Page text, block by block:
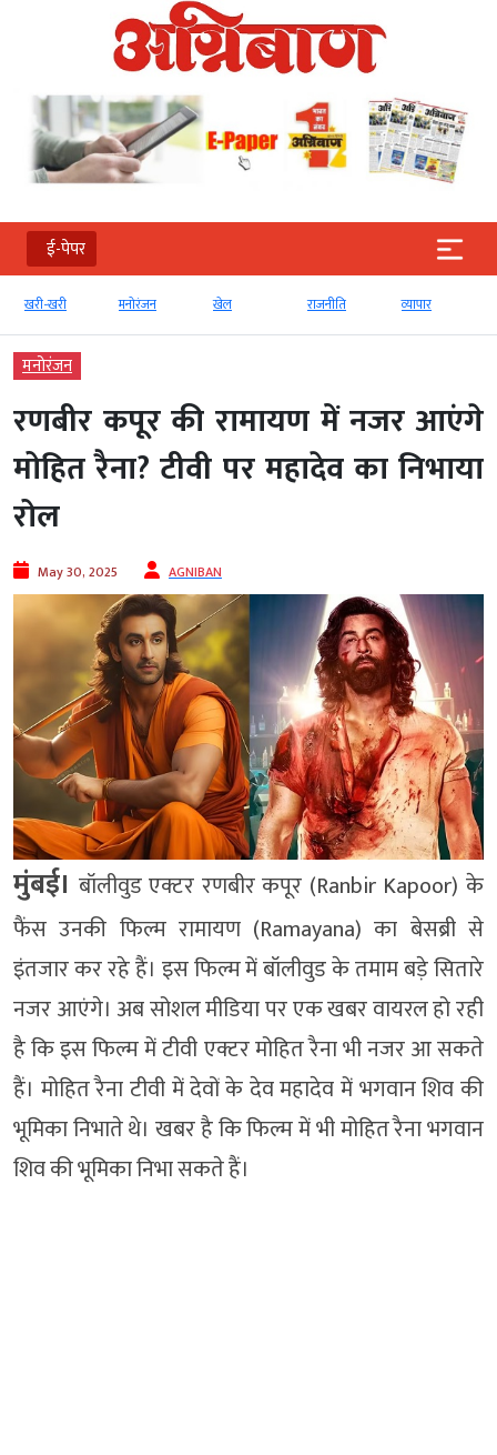
ई-पेपर
खरी-खरी मनोरंजन खेल राजनीति व्‍यापार
मनोरंजन
रणबीर कपूर की रामायण में नजर आएंगे
मोहित रैना? टीवी पर महादेव का निभाया
रोल
May 30, 2025 AGNIBAN
मुंबई। बॉलीवुड एक्टर रणबीर कपूर (Ranbir Kapoor) के
फैंस उनकी फिल्म रामायण (Ramayana) का बेसब्री से
इंतजार कर रहे हैं। इस फिल्म में बॉलीवुड के तमाम बड़े सितारे
नजर आएंगे। अब सोशल मीडिया पर एक खबर वायरल हो रही
है कि इस फिल्म में टीवी एक्टर मोहित रैना भी नजर आ सकते
हैं। मोहित रैना टीवी में देवों के देव महादेव में भगवान शिव की
भूमिका निभाते थे। खबर है कि फिल्म में भी मोहित रैना भगवान
शिव की भूमिका निभा सकते हैं।